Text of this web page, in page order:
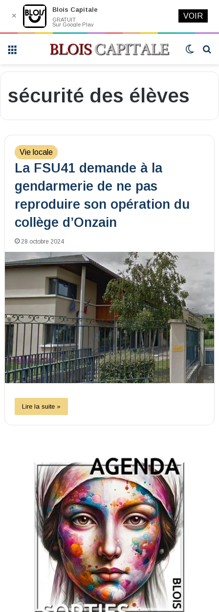
Switch
sécurité des élèves
Vie locale
La FSU41 demande à la
gendarmerie de ne pas
reproduire son opération du
collège d’Onzain
28 octobre 2024
Lire la suite »
✕
Blois Capitale
GRATUIT
Sur Google Play
VOIR